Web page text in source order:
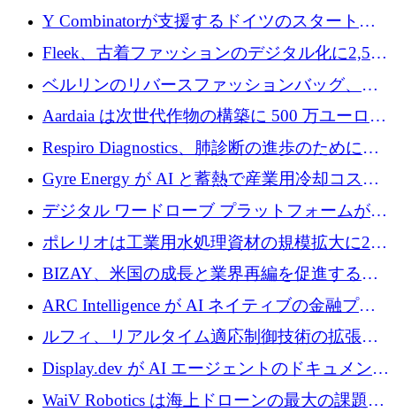
ス、支払いを統合するために 640 万ポンドを
Y Combinatorが支援するドイツのスタートア
ップFintoが340万ドルを調達、シリコンバレ
ーではなくミュンヘンを選んだと語る
Fleek、古着ファッションのデジタル化に2,500
万ドルを確保
ベルリンのリバースファッションバッグ、繊
維仕分け規模拡大に7桁の資金調達
Aardaia は次世代作物の構築に 500 万ユーロを
寄付
Respiro Diagnostics、肺診断の進歩のために
100 万ポンドを確保
Gyre Energy が AI と蓄熱で産業用冷却コスト
を削減するために 130 万ドルを調達
デジタル ワードローブ プラットフォームが
1,000 万人のユーザーに到達し、Whering が
700 万ドルを獲得
ポレリオは工業用水処理資材の規模拡大に240
万ユーロを確保
BIZAY、米国の成長と業界再編を促進するた
めに5,500万ドルを確保
ARC Intelligence が AI ネイティブの金融プラ
ットフォームを拡大するために 400 万ユーロ
ルフィ、リアルタイム適応制御技術の拡張に
810万ポンドを確保
Display.dev が AI エージェントのドキュメント
コラボレーションを強化するために 47 万ユー
WaiV Robotics は海上ドローンの最大の課題の